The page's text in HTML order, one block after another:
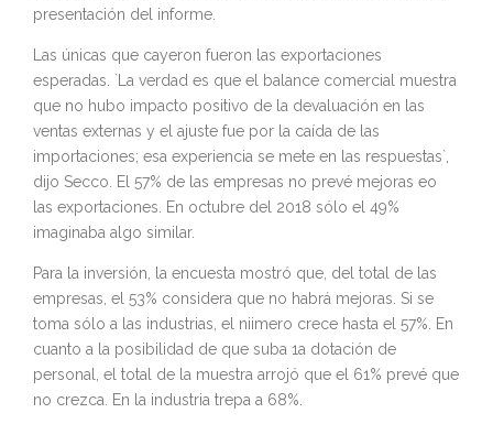
presentación del informe.
Las únicas que cayeron fueron las exportaciones
esperadas. `La verdad es que el balance comercial muestra
que no hubo impacto positivo de la devaluación en las
ventas externas y el ajuste fue por la caída de las
importaciones; esa experiencia se mete en las respuestas`,
dijo Secco. El 57% de las empresas no prevé mejoras eo
las exportaciones. En octubre del 2018 sólo el 49%
imaginaba algo similar.
Para la inversión, la encuesta mostró que, del total de las
empresas, el 53% considera que no habrá mejoras. Si se
toma sólo a las industrias, el niimero crece hasta el 57%. En
cuanto a la posibilidad de que suba 1a dotación de
personal, el total de la muestra arrojó que el 61% prevé que
no crezca. En la industria trepa a 68%.